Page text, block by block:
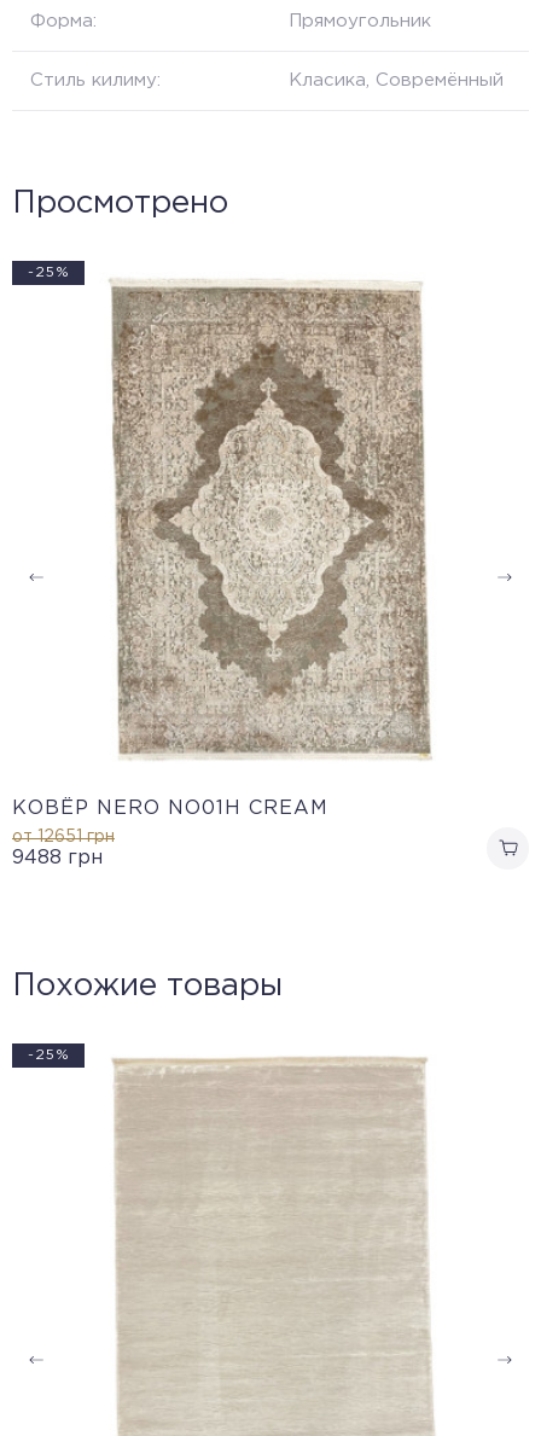
Форма: Прямоугольник
Стиль килиму: Класика, Совремённый
Просмотрено
-25%
КОВЁР NERO NO01H CREAM
от 12651грн
9488 грн
Похожие товары
-25%